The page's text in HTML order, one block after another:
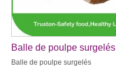
Balle de poulpe surgelés
Balle de poulpe surgelés